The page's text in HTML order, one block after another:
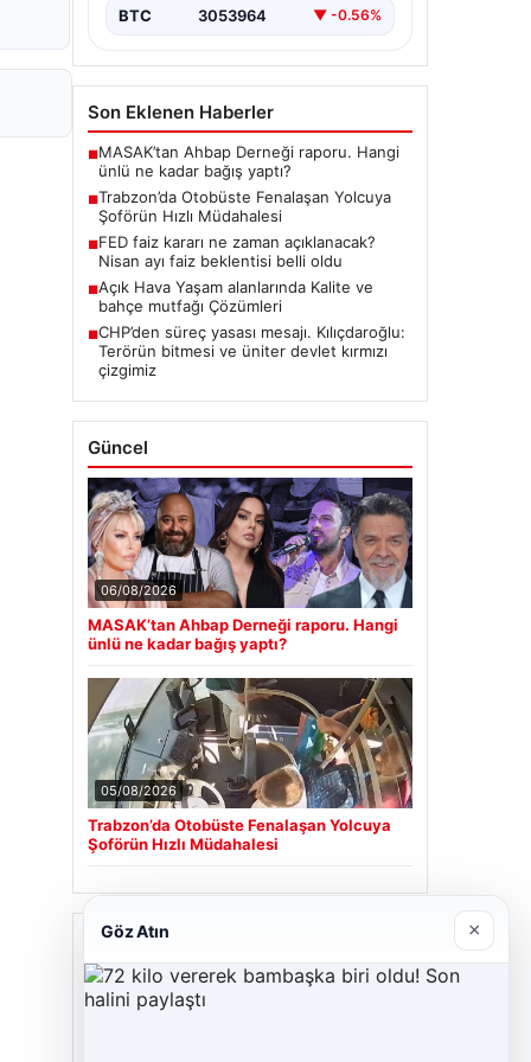
BTC 3053964 ▼ -0.56%
Son Eklenen Haberler
■MASAK’tan Ahbap Derneği raporu. Hangi
ünlü ne kadar bağış yaptı?
■Trabzon’da Otobüste Fenalaşan Yolcuya
Şoförün Hızlı Müdahalesi
■FED faiz kararı ne zaman açıklanacak?
Nisan ayı faiz beklentisi belli oldu
■Açık Hava Yaşam alanlarında Kalite ve
bahçe mutfağı Çözümleri
■CHP’den süreç yasası mesajı. Kılıçdaroğlu:
Terörün bitmesi ve üniter devlet kırmızı
çizgimiz
Güncel
06/08/2026
MASAK’tan Ahbap Derneği raporu. Hangi
ünlü ne kadar bağış yaptı?
05/08/2026
Trabzon’da Otobüste Fenalaşan Yolcuya
Şoförün Hızlı Müdahalesi
Son Eklenen Firmalar
Cengiz Sigorta
Göz Atın ×